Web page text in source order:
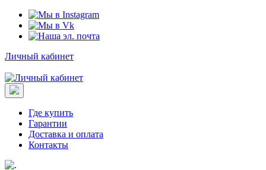
Личный кабинет
Где купить
Гарантии
Доставка и оплата
Контакты